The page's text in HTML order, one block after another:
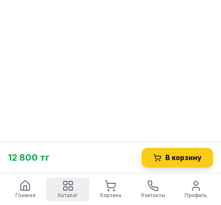
12 800 тг В корзину
Главная Каталог Корзина Контакты Профиль